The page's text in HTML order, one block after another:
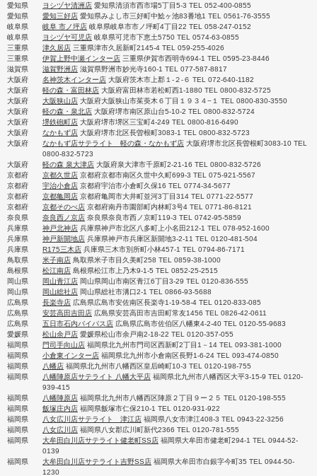
愛知県
ヨシヅヤ清洲店 愛知県清須市西市場5丁目5-3 TEL 052-400-0855
愛知県
愛知三好店 愛知県みよし市三好町中鯰ヶ池83番地1 TEL 0561-76-3555
岐阜県
岐阜 市ノ坪店 岐阜県岐阜市市ノ坪町4丁目22 TEL 058-247-0152
岐阜県
ヨシヅヤ可児店 岐阜県可児市下恵土5750 TEL 0574-63-0855
三重県
津久居店 三重県津市久居新町2145-4 TEL 059-255-4026
三重県
伊賀上野中瀬インター店 三重県伊賀市西明寺694-1 TEL 0595-23-8446
滋賀県
滋賀野洲店 滋賀県野洲市妙光寺160-1 TEL 077-587-8817
大阪府
名神茨木インター店 大阪府茨木市上郡１-２-６ TEL 072-640-1182
大阪府
軽の森・富田林店 大阪府富田林市若松町西1-1880 TEL 0800-832-5725
大阪府
大阪狭山店 大阪府大阪狭山市茱萸木６丁目１９３４−１ TEL 0800-830-3550
大阪府
軽の森・泉北店 大阪府堺市南区原山台5-10-2 TEL 0800-832-5724
大阪府
堺鉄砲町店 大阪府堺市堺区三宝町4-249 TEL 0800-816-6490
大阪府
なかもず店 大阪府堺市北区長曽根町3083-1 TEL 0800-832-5723
大阪府
なかもず店サテライト 軽の森・なかもず店 大阪府堺市北区長曽根町3083-10 TEL
0800-832-5723
大阪府
軽の森 泉大津店 大阪府泉大津市千原町2-21-16 TEL 0800-832-5726
京都府
京都久世店 京都府京都市南区久世中久町699-3 TEL 075-921-5567
京都府
宇治小倉店 京都府宇治市小倉町久保16 TEL 0774-34-5677
京都府
京都亀岡店 京都府亀岡市大井町並河3丁目314 TEL 0771-22-5577
京都府
京都そのべ店 京都府南丹市園部町内林町3号4 TEL 0771-86-8121
奈良県
奈良西ノ京店 奈良県奈良市西ノ京町119-3 TEL 0742-95-5859
兵庫県
神戸北神店 兵庫県神戸市北区八多町上小名田212-1 TEL 078-952-1600
兵庫県
神戸新開地店 兵庫県神戸市兵庫区新開地3-2-11 TEL 0120-481-504
兵庫県
R175三木店 兵庫県三木市別所町小林457-1 TEL 0794-86-7171
鳥取県
米子南店 鳥取県米子市目久美町258 TEL 0859-38-1000
島根県
松江南店 島根県松江市上乃木9-1-5 TEL 0852-25-2515
岡山県
岡山青江店 岡山県岡山市南区青江6丁目3-29 TEL 0120-836-555
岡山県
岡山総社店 岡山県総社市溝口2-1 TEL 0866-93-5688
広島県
長楽寺店 広島県広島市安佐南区長楽寺1-19-58-4 TEL 0120-833-085
広島県
安芸高田吉田店 広島県安芸高田市吉田町常友1456 TEL 0826-42-0611
広島県
五日市石内バイパス店 広島県広島市佐伯区八幡東4-2-40 TEL 0120-55-9683
愛媛県
松山余戸店 愛媛県松山市余戸南2-18-22 TEL 0120-357-055
福岡県
門司手向山店 福岡県北九州市門司区西新町2丁目1－14 TEL 093-381-1000
福岡県
小倉東インター店 福岡県北九州市小倉南区長野1-6-24 TEL 093-474-0850
福岡県
八幡店 福岡県北九州市八幡西区皇后崎町10-3 TEL 0120-198-755
福岡県
八幡陣原店サテライト 八幡大平店 福岡県北九州市八幡西区大平3-15-9 TEL 0120-
939-415
福岡県
八幡陣原店 福岡県北九州市八幡西区陣原２丁目９ー２５ TEL 0120-198-555
福岡県
飯塚庄内店 福岡県飯塚市仁保210-1 TEL 0120-931-922
福岡県
八女広川店サテライト 津江店 福岡県八女市津江408-3 TEL 0943-22-3256
福岡県
八女広川店 福岡県八女郡広川町新代2366 TEL 0120-781-555
福岡県
大牟田白川店サテライト健老町SS店 福岡県大牟田市健老町294-1 TEL 0944-52-
0139
福岡県
大牟田白川店サテライト吉野SS店 福岡県大牟田市白銀字今町35 TEL 0944-50-
1230